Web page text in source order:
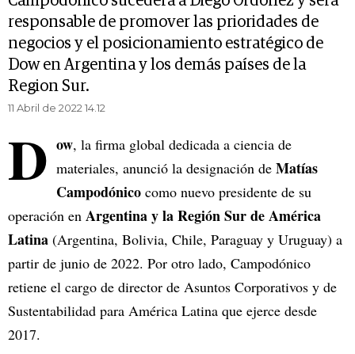
responsable de promover las prioridades de
negocios y el posicionamiento estratégico de
Dow en Argentina y los demás países de la
Region Sur.
11 Abril de 2022 14.12
D ow, la firma global dedicada a ciencia de
materiales, anunció la designación de Matías
Campodónico como nuevo presidente de su
operación en Argentina y la Región Sur de América
Latina (Argentina, Bolivia, Chile, Paraguay y Uruguay) a
partir de junio de 2022. Por otro lado, Campodónico
retiene el cargo de director de Asuntos Corporativos y de
Sustentabilidad para América Latina que ejerce desde
2017.